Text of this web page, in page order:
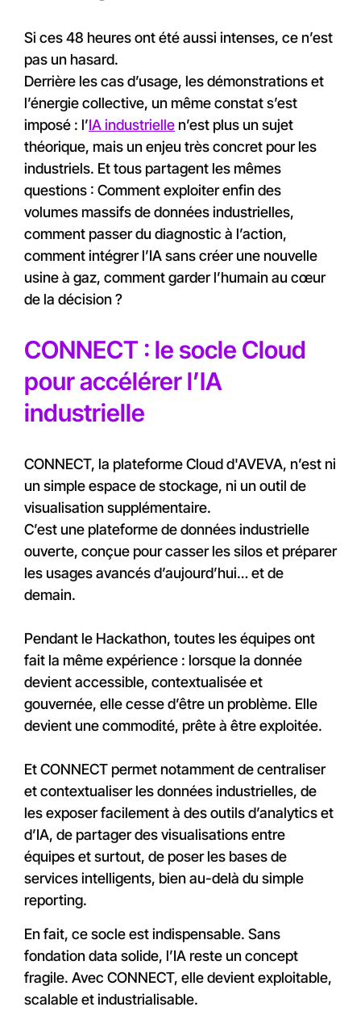
Si ces 48 heures ont été aussi intenses, ce n’est
pas un hasard.
Derrière les cas d’usage, les démonstrations et
l’énergie collective, un même constat s’est
imposé : l’IA industrielle n’est plus un sujet
théorique, mais un enjeu très concret pour les
industriels. Et tous partagent les mêmes
questions : Comment exploiter enfin des
volumes massifs de données industrielles,
comment passer du diagnostic à l’action,
comment intégrer l’IA sans créer une nouvelle
usine à gaz, comment garder l’humain au cœur
de la décision ?
CONNECT : le socle Cloud
pour accélérer l’IA
industrielle
CONNECT, la plateforme Cloud d'AVEVA, n’est ni
un simple espace de stockage, ni un outil de
visualisation supplémentaire.
C’est une plateforme de données industrielle
ouverte, conçue pour casser les silos et préparer
les usages avancés d’aujourd’hui… et de
demain.
Pendant le Hackathon, toutes les équipes ont
fait la même expérience : lorsque la donnée
devient accessible, contextualisée et
gouvernée, elle cesse d’être un problème. Elle
devient une commodité, prête à être exploitée.
Et CONNECT permet notamment de centraliser
et contextualiser les données industrielles, de
les exposer facilement à des outils d’analytics et
d’IA, de partager des visualisations entre
équipes et surtout, de poser les bases de
services intelligents, bien au-delà du simple
reporting.
En fait, ce socle est indispensable. Sans
fondation data solide, l’IA reste un concept
fragile. Avec CONNECT, elle devient exploitable,
scalable et industrialisable.